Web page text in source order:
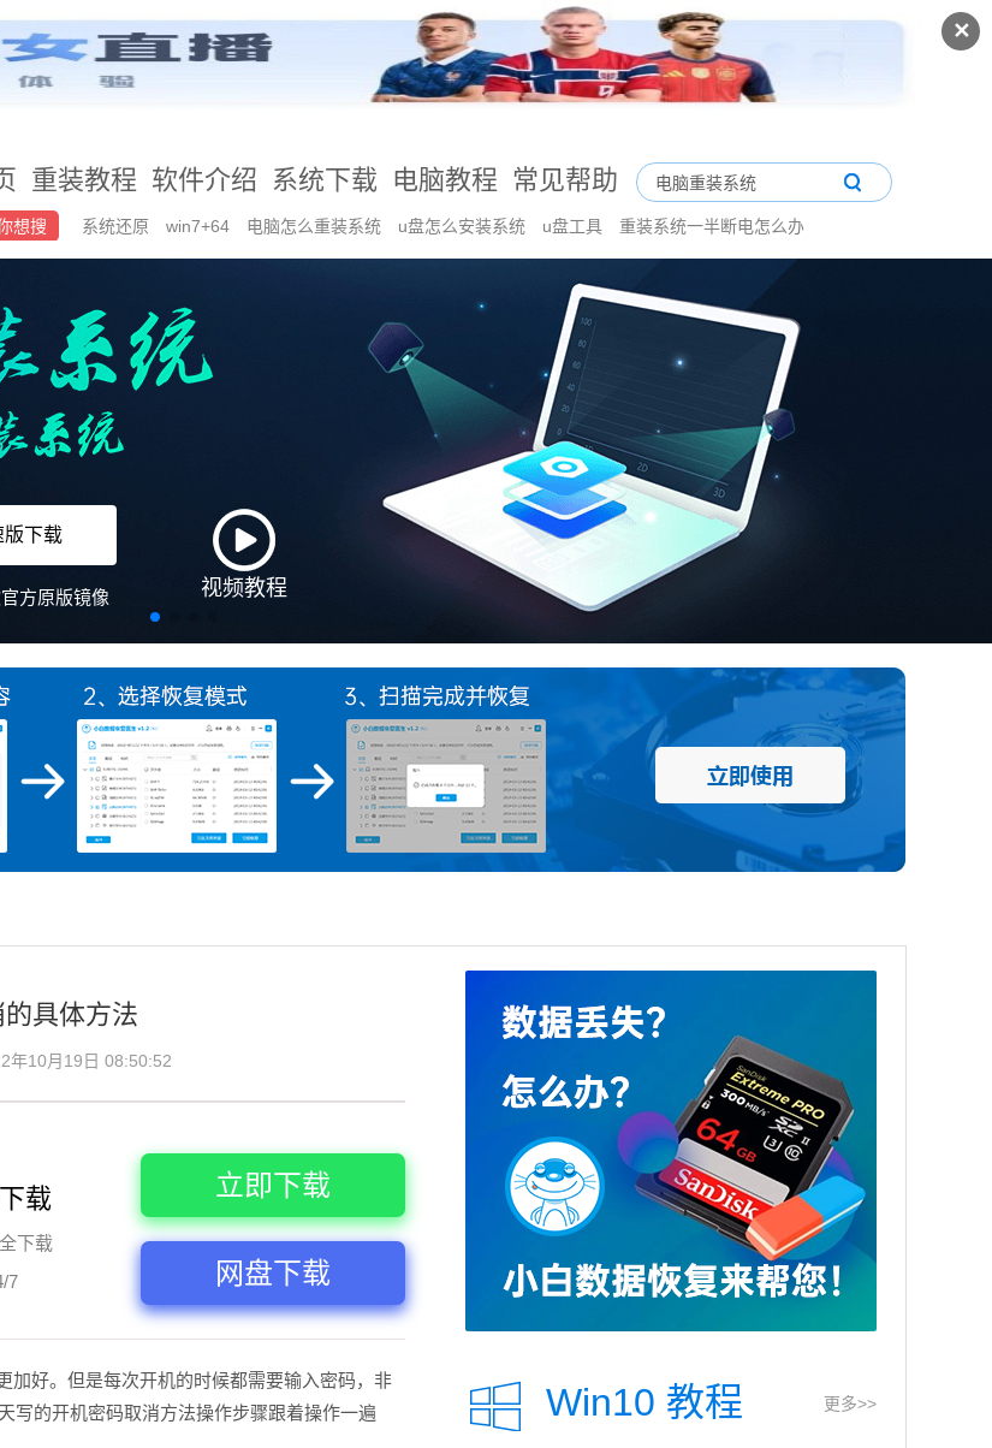
✕
重装教程 软件介绍 系统下载 电脑教程 常见帮助
想搜 系统还原 win7+64 电脑怎么重装系统 u盘怎么安装系统 u盘工具 重装系统一半断电怎么办
版下载
方原版镜像 视频教程
具体方法
年10月19日 08:50:52
载
下载
7
立即下载
网盘下载
加好。但是每次开机的时候都需要输入密码，非
写的开机密码取消方法操作步骤跟着操作一遍
Win10 教程 更多>>